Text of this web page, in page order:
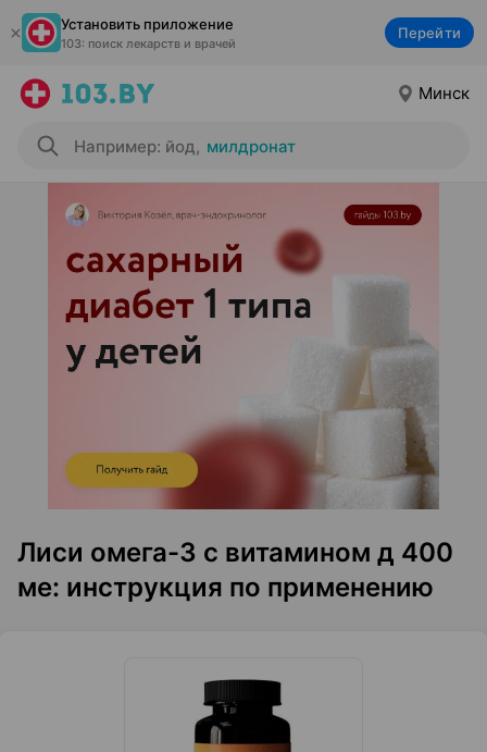
Установить приложение
103: поиск лекарств и врачей
Перейти
Минск
Например: йод, милдронат
Лиси омега-3 с витамином д 400
ме: инструкция по применению